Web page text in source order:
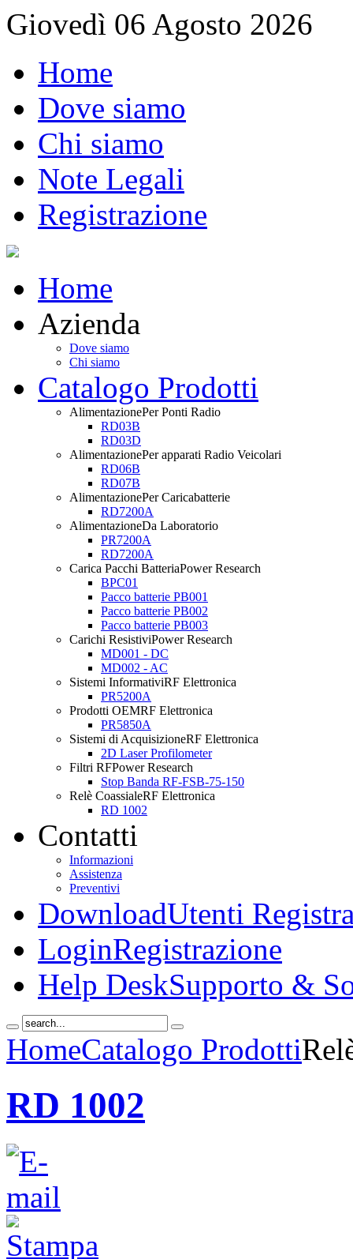
Giovedì 06 Agosto 2026
Home
Dove siamo
Chi siamo
Note Legali
Registrazione
Home
Azienda
Dove siamo
Chi siamo
Catalogo Prodotti
AlimentazionePer Ponti Radio
RD03B
RD03D
AlimentazionePer apparati Radio Veicolari
RD06B
RD07B
AlimentazionePer Caricabatterie
RD7200A
AlimentazioneDa Laboratorio
PR7200A
RD7200A
Carica Pacchi BatteriaPower Research
BPC01
Pacco batterie PB001
Pacco batterie PB002
Pacco batterie PB003
Carichi ResistiviPower Research
MD001 - DC
MD002 - AC
Sistemi InformativiRF Elettronica
PR5200A
Prodotti OEMRF Elettronica
PR5850A
Sistemi di AcquisizioneRF Elettronica
2D Laser Profilometer
Filtri RFPower Research
Stop Banda RF-FSB-75-150
Relè CoassialeRF Elettronica
RD 1002
Contatti
Informazioni
Assistenza
Preventivi
DownloadUtenti
LoginRegistrazione
Help DeskSupporto &
HomeCatalogo Prodotti
RD 1002